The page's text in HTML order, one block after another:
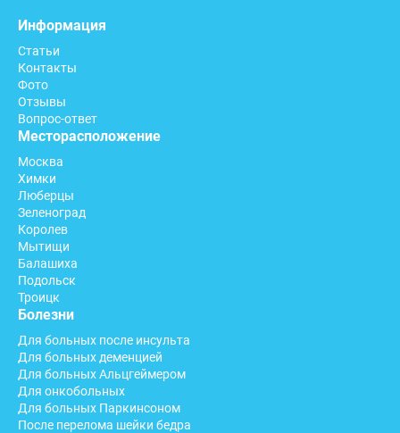
Информация
Статьи
Контакты
Фото
Отзывы
Вопрос-ответ
Месторасположение
Москва
Химки
Люберцы
Зеленоград
Королев
Мытищи
Балашиха
Подольск
Троицк
Болезни
Для больных после инсульта
Для больных деменцией
Для больных Альцгеймером
Для онкобольных
Для больных Паркинсоном
После перелома шейки бедра